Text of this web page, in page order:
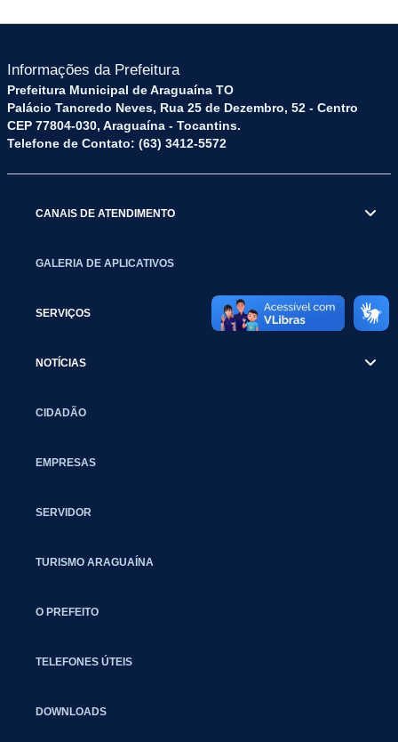
Informações da Prefeitura
Prefeitura Municipal de Araguaína TO
Palácio Tancredo Neves, Rua 25 de Dezembro, 52 - Centro
CEP 77804-030, Araguaína - Tocantins.
Telefone de Contato: (63) 3412-5572
CANAIS DE ATENDIMENTO
GALERIA DE APLICATIVOS
SERVIÇOS
NOTÍCIAS
CIDADÃO
EMPRESAS
SERVIDOR
TURISMO ARAGUAÍNA
O PREFEITO
TELEFONES ÚTEIS
DOWNLOADS